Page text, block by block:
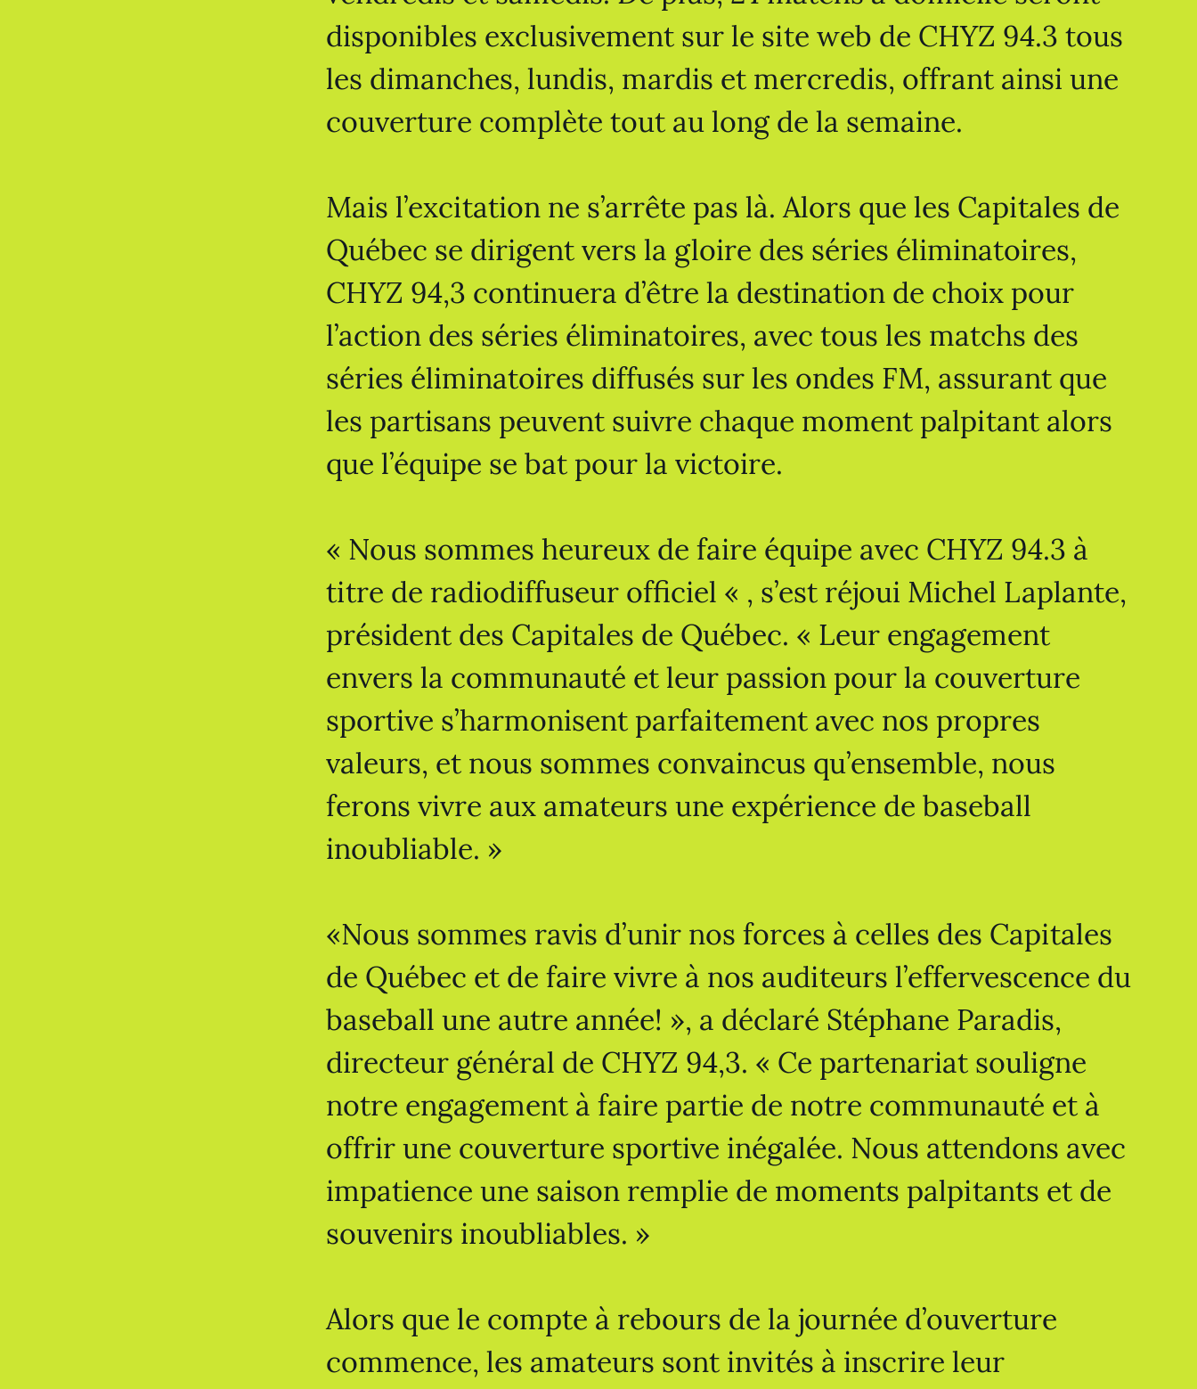
disponibles exclusivement sur le site web de CHYZ 94.3 tous
les dimanches, lundis, mardis et mercredis, offrant ainsi une
couverture complète tout au long de la semaine.
Mais l’excitation ne s’arrête pas là. Alors que les Capitales de
Québec se dirigent vers la gloire des séries éliminatoires,
CHYZ 94,3 continuera d’être la destination de choix pour
l’action des séries éliminatoires, avec tous les matchs des
séries éliminatoires diffusés sur les ondes FM, assurant que
les partisans peuvent suivre chaque moment palpitant alors
que l’équipe se bat pour la victoire.
« Nous sommes heureux de faire équipe avec CHYZ 94.3 à
titre de radiodiffuseur officiel « , s’est réjoui Michel Laplante,
président des Capitales de Québec. « Leur engagement
envers la communauté et leur passion pour la couverture
sportive s’harmonisent parfaitement avec nos propres
valeurs, et nous sommes convaincus qu’ensemble, nous
ferons vivre aux amateurs une expérience de baseball
inoubliable. »
«Nous sommes ravis d’unir nos forces à celles des Capitales
de Québec et de faire vivre à nos auditeurs l’effervescence du
baseball une autre année! », a déclaré Stéphane Paradis,
directeur général de CHYZ 94,3. « Ce partenariat souligne
notre engagement à faire partie de notre communauté et à
offrir une couverture sportive inégalée. Nous attendons avec
impatience une saison remplie de moments palpitants et de
souvenirs inoubliables. »
Alors que le compte à rebours de la journée d’ouverture
commence, les amateurs sont invités à inscrire leur